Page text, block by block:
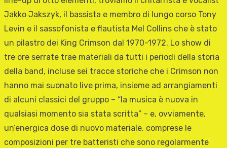
Jakko Jakszyk, il bassista e membro di lungo corso Tony
Levin e il sassofonista e flautista Mel Collins che è stato
un pilastro dei King Crimson dal 1970-1972. Lo show di
tre ore serrate trae materiali da tutti i periodi della storia
della band, incluse sei tracce storiche che i Crimson non
hanno mai suonato live prima, insieme ad arrangiamenti
di alcuni classici del gruppo – “la musica è nuova in
qualsiasi momento sia stata scritta” – e, ovviamente,
un’energica dose di nuovo materiale, comprese le
composizioni per tre batteristi che sono regolarmente